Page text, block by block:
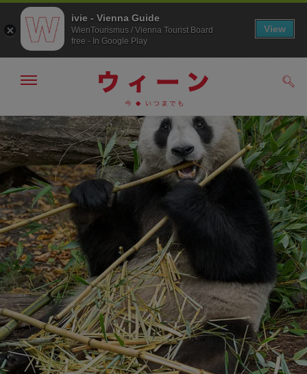
メ
ニ
ュ
ー
こ
の
ペ
ー
の
ト
ッ
プ
へ
メ
ー
の
表
非
表
示
す
る
ivie - Vienna Guide
WienTourismus / Vienna Tourist Board
free - In Google Play
View